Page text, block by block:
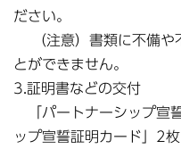
ださい。
（注意）書類に不備や
とができません。
3.証明書などの交付
「パートナーシップ宣
ップ宣誓証明カード」2